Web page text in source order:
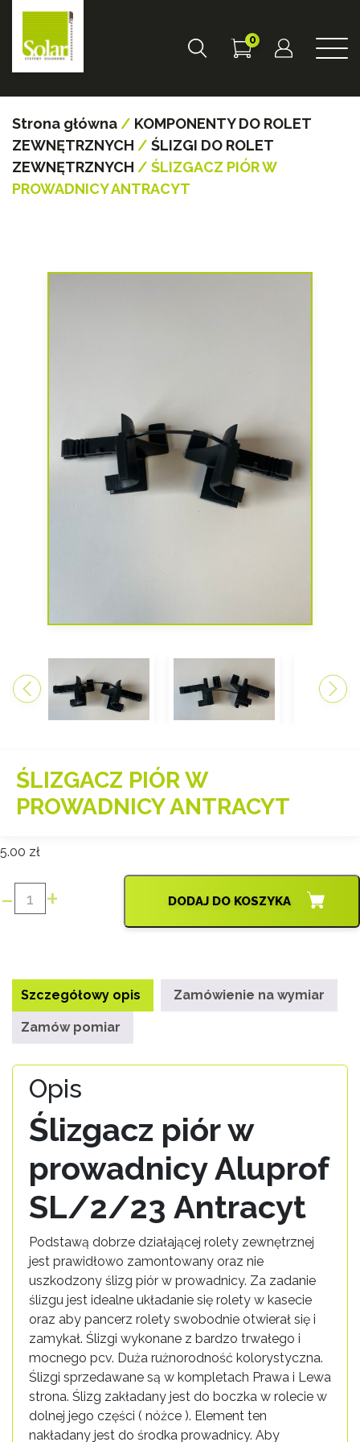
0
Strona główna / KOMPONENTY DO ROLET
ZEWNĘTRZNYCH / ŚLIZGI DO ROLET
ZEWNĘTRZNYCH / ŚLIZGACZ PIÓR W
PROWADNICY ANTRACYT
ŚLIZGACZ PIÓR W
PROWADNICY ANTRACYT
5.00 zł
-
ilość
PROWADNICY
ANTRACYT
+ DODAJ DO KOSZYKA
Szczegółowy opis Zamówienie na wymiar
Zamów pomiar
Opis
Ślizgacz piór w
prowadnicy Aluprof
SL/2/23 Antracyt
Podstawą dobrze działającej rolety zewnętrznej
jest prawidłowo zamontowany oraz nie
uszkodzony ślizg piór w prowadnicy. Za zadanie
ślizgu jest idealne układanie się rolety w kasecie
oraz aby pancerz rolety swobodnie otwierał się i
zamykał. Ślizgi wykonane z bardzo trwałego i
mocnego pcv. Duża rużnorodność kolorystyczna.
Ślizgi sprzedawane są w kompletach Prawa i Lewa
strona. Ślizg zakładany jest do boczka w rolecie w
dolnej jego części ( nóżce ). Element ten
nakładany jest do środka prowadnicy. Aby